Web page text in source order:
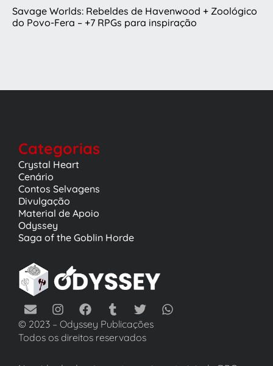
Savage Worlds: Rebeldes de Havenwood + Zoológico
do Povo-Fera – +7 RPGs para inspiração
Categorias
Crystal Heart
Cenário
Contos Selvagens
Divulgação
Material de Apoio
Odyssey
Saga of the Goblin Horde
© 2023 – Odyssey Publicações
Todos os direitos reservados